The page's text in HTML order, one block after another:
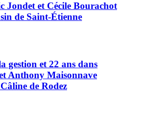
Jondet et Cécile Bourachot
de Saint-Étienne
gestion et 22 ans dans
Anthony Maisonnave
de Rodez